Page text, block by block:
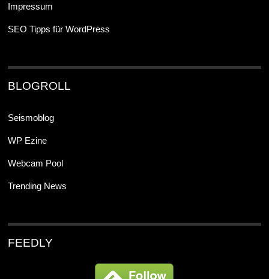
Impressum
SEO Tipps für WordPress
BLOGROLL
Seismoblog
WP Ezine
Webcam Pool
Trending News
FEEDLY